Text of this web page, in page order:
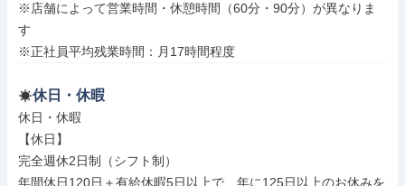
※店舗によって営業時間・休憩時間（60分・90分）が異なりま
す
※正社員平均残業時間：月17時間程度
休日・休暇
休日・休暇
【休日】
完全週休2日制（シフト制）
年間休日120日＋有給休暇5日以上で、年に125日以上のお休みを